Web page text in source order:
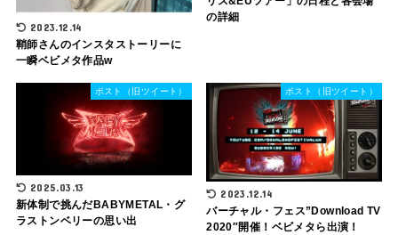
2023.12.14
鞘師さんのインスタストーリーに
一瞬ベビメタ作品w
の詳細
ポスト（旧ツイート）
2025.03.13
新体制で挑んだBABYMETAL・グ
ラストンベリーの思い出
ポスト（旧ツイート）
2023.12.14
バーチャル・フェス”Download TV
2020″開催！ベビメタら出演！